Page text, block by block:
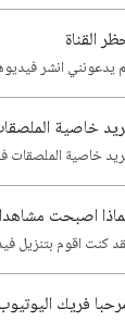
القناة
يدعونني انشر
خاصية
خاصية الملصقات
اصبحت
كنت اقوم بتنزيل فيديوهات
فريك